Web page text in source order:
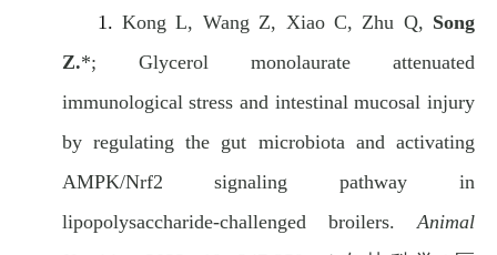
1. Kong L, Wang Z, Xiao C, Zhu Q, Song
Z.*; Glycerol monolaurate attenuated
immunological stress and intestinal mucosal injury
by regulating the gut microbiota and activating
AMPK/Nrf2 signaling pathway in
lipopolysaccharide-challenged broilers.Animal